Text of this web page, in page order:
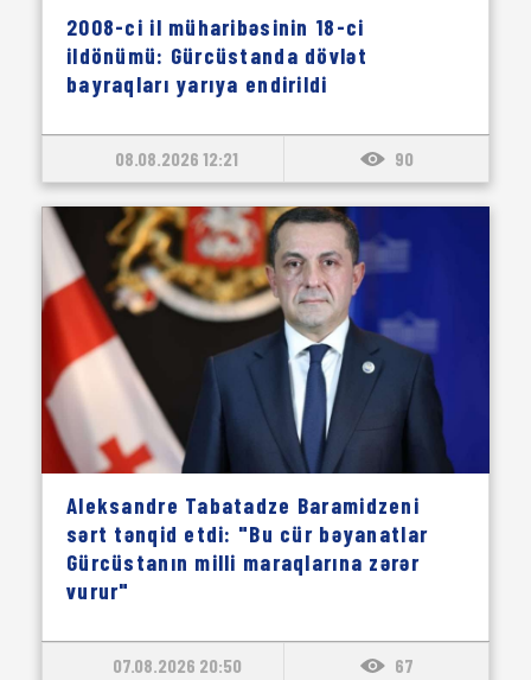
2008-ci il müharibəsinin 18-ci
ildönümü: Gürcüstanda dövlət
bayraqları yarıya endirildi
08.08.2026 12:21 90
Aleksandre Tabatadze Baramidzeni
sərt tənqid etdi: "Bu cür bəyanatlar
Gürcüstanın milli maraqlarına zərər
vurur"
07.08.2026 20:50 67